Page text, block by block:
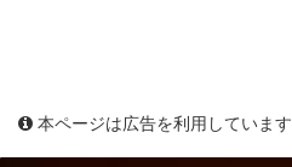
本ページは広告を利用しています